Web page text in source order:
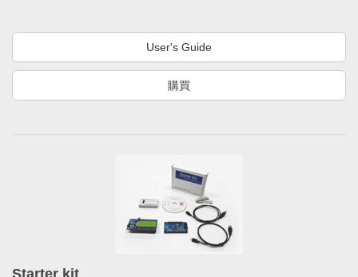
User's Guide
購買
Starter kit